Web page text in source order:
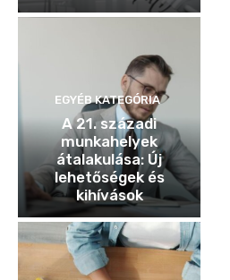
EGYÉB KATEGÓRIA
A 21. századi
munkahelyek
átalakulása: Új
lehetőségek és
kihívások